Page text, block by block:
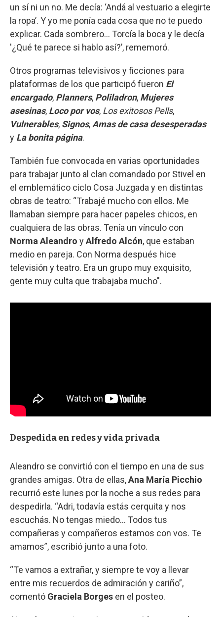
un sí ni un no. Me decía: ‘Andá al vestuario a elegirte
la ropa’. Y yo me ponía cada cosa que no te puedo
explicar. Cada sombrero… Torcía la boca y le decía
'¿Qué te parece si hablo así?’, rememoró.
Otros programas televisivos y ficciones para
plataformas de los que participó fueron El
encargado, Planners, Poliladron, Mujeres
asesinas, Loco por vos, Los exitosos Pells,
Vulnerables, Signos,Amas de casa desesperadas
y La bonita página.
También fue convocada en varias oportunidades
para trabajar junto al clan comandado por Stivel en
el emblemático ciclo Cosa Juzgada y en distintas
obras de teatro: “Trabajé mucho con ellos. Me
llamaban siempre para hacer papeles chicos, en
cualquiera de las obras. Tenía un vínculo con
Norma Aleandro yAlfredo Alcón, que estaban
medio en pareja. Con Norma después hice
televisión y teatro. Era un grupo muy exquisito,
gente muy culta que trabajaba mucho".
Despedida en redes y vida privada
Aleandro se convirtió con el tiempo en una de sus
grandes amigas. Otra de ellas,Ana María Picchio
recurrió este lunes por la noche a sus redes para
despedirla. “Adri, todavía estás cerquita y nos
escuchás. No tengas miedo... Todos tus
compañeras y compañeros estamos con vos. Te
amamos”, escribió junto a una foto.
“Te vamos a extrañar, y siempre te voy a llevar
entre mis recuerdos de admiración y cariño”,
comentó Graciela Borges en el posteo.